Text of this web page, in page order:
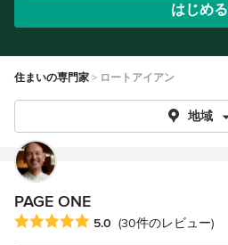
はじめる
住まいの専門家 ロートアイアン
地域
PAGE ONE
平均評価：5つ星中 星5
5.0 (30件のレビュー)